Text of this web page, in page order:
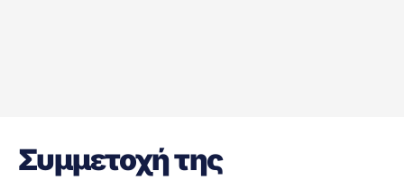
Συμμετοχή της